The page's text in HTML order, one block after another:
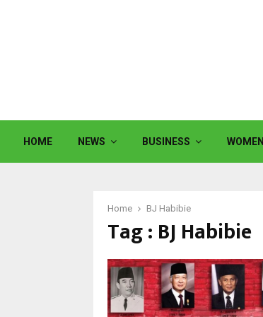
HOME NEWS BUSINESS WOMEN
Home BJ Habibie
Tag : BJ Habibie